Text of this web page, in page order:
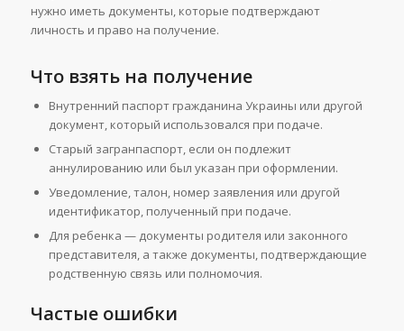
нужно иметь документы, которые подтверждают
личность и право на получение.
Что взять на получение
Внутренний паспорт гражданина Украины или другой
документ, который использовался при подаче.
Старый загранпаспорт, если он подлежит
аннулированию или был указан при оформлении.
Уведомление, талон, номер заявления или другой
идентификатор, полученный при подаче.
Для ребенка — документы родителя или законного
представителя, а также документы, подтверждающие
родственную связь или полномочия.
Частые ошибки